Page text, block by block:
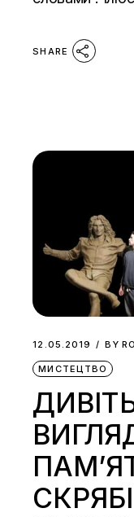
SHARE
12.05.2019 BY
МИСТЕЦТВО